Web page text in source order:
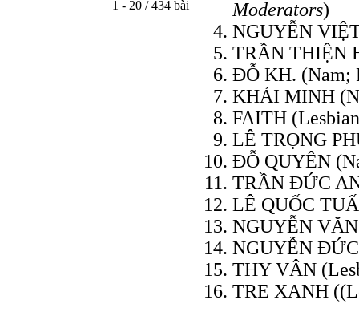
1 - 20 / 434 bài
Moderators)
NGUYỄN
TRẦN THIỆN
ÐỖ KH. (Nam;
KHẢI MINH
FAITH
LÊ TRỌNG
ÐỖ QUYÊN
TRẦN ÐỨC
LÊ QUỐC
NGUYỄN
NGUYỄN ÐỨC
THY VÂN
TRE XANH